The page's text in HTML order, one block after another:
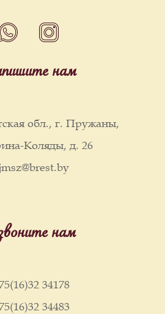
нам
обл., г. Пружаны,
Коляды, д. 26
нам
34178
34483